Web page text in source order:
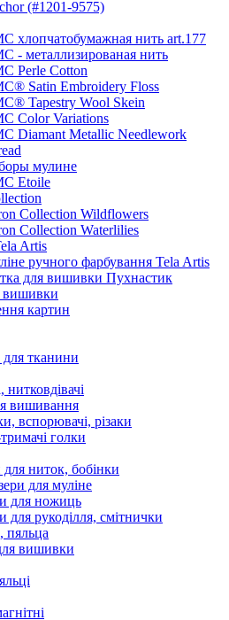
(#1201-9575)
хлопчатобумажная нить art.177
- металлизированая нить
Perle Cotton
Satin Embroidery Floss
Tapestry Wool Skein
Color Variations
Diamant Metallic Needlework
мулине
Etoile
Collection Wildflowers
Collection Waterlilies
Artis
ручного фарбування Tela Artis
для вишивки Пухнастик
вишивки
картин
тканини
нитковдівачі
вишивання
вспорювачі, різаки
голки
ниток, бобінки
для муліне
для ножиць
для рукоділля, смітнички
пяльца
вишивки